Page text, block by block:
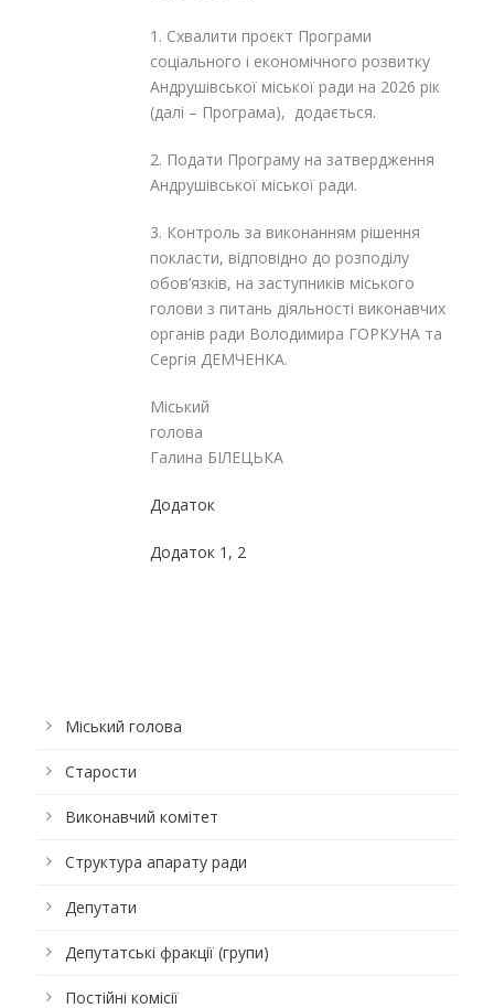
1. Схвалити проєкт Програми
соціального і економічного розвитку
Андрушівської міської ради на 2026 рік
(далі – Програма), додається.
2. Подати Програму на затвердження
Андрушівської міської ради.
3. Контроль за виконанням рішення
покласти, відповідно до розподілу
обов’язків, на заступників міського
голови з питань діяльності виконавчих
органів ради Володимира ГОРКУНА та
Сергія ДЕМЧЕНКА.
Міський
Галина БІЛЕЦЬКА
Додаток
Додаток 1, 2
Міський голова
Старости
Виконавчий комітет
Структура апарату ради
Депутати
Депутатські фракції (групи)
Постійні комісії